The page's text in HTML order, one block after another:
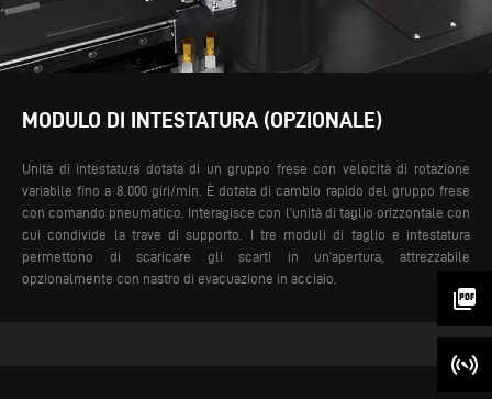
picture_as_pdf
MODULO DI INTESTATURA (OPZIONALE)
Unità di intestatura dotata di un gruppo frese con velocità di rotazione
variabile fino a 8.000 giri/min. È dotata di cambio rapido del gruppo frese
con comando pneumatico. Interagisce con l’unità di taglio orizzontale con
cui condivide la trave di supporto. I tre moduli di taglio e intestatura
permettono di scaricare gli scarti in un’apertura, attrezzabile
opzionalmente con nastro di evacuazione in acciaio.